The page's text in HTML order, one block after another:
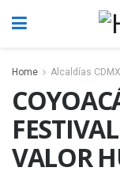
Home Alcaldías CDMX
VALOR